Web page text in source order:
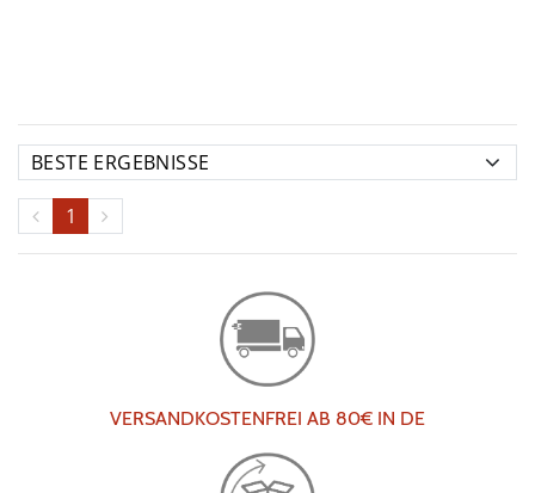
1
VERSANDKOSTENFREI AB 80€ IN DE